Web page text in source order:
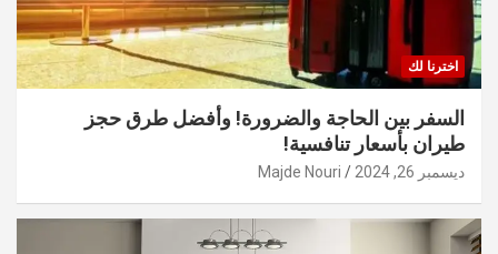
اخترنا لك
السفر بين الحاجة والضرورة! وأفضل طرق حجز
طيران بأسعار تنافسية!
ديسمبر 26, 2024 Majde Nouri